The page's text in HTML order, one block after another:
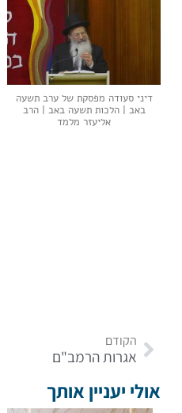
דיני סעודה מפסקת של ערב תשעה
באב | הלכות תשעה באב | הרב
אליעזר מלמד
הקודם
אגרות הרמב"ם
אולי יעניין אותך